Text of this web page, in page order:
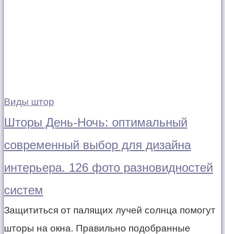
Виды штор
Шторы День-Ночь: оптимальный
современный выбор для дизайна
интерьера. 126 фото разновидностей
систем
Защититься от палящих лучей солнца помогут
шторы на окна. Правильно подобранные